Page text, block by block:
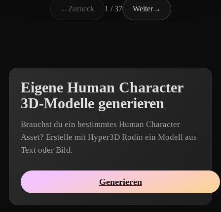
← Zurueck 1 / 37 Weiter→
Eigene Human Character
3D-Modelle generieren
Brauchst du ein bestimmtes Human Character
Asset? Erstelle mit Hyper3D Rodin ein Modell aus
Text oder Bild.
Generieren